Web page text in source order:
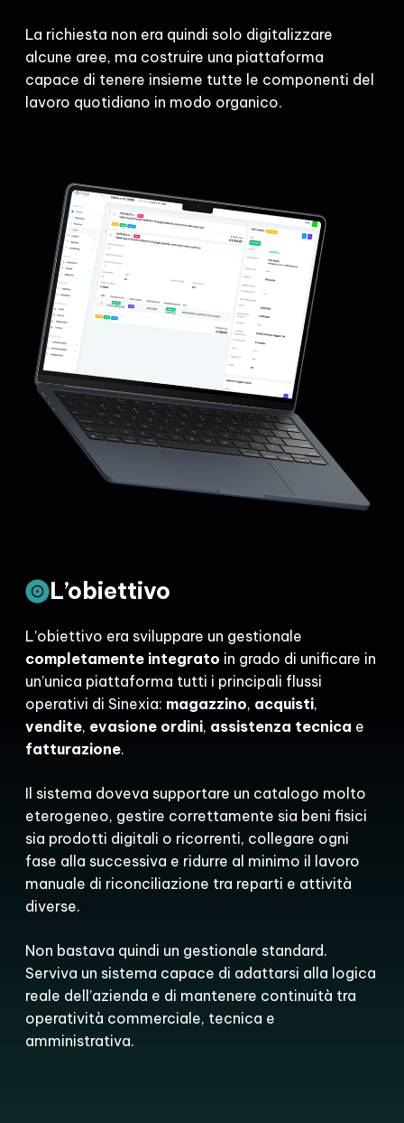
La richiesta non era quindi solo digitalizzare
alcune aree, ma costruire una piattaforma
capace di tenere insieme tutte le componenti del
lavoro quotidiano in modo organico.
L’obiettivo
L’obiettivo era sviluppare un gestionale
completamente integrato in grado di unificare in
un’unica piattaforma tutti i principali flussi
operativi di Sinexia: magazzino, acquisti,
vendite, evasione ordini, assistenza tecnica e
fatturazione.
Il sistema doveva supportare un catalogo molto
eterogeneo, gestire correttamente sia beni fisici
sia prodotti digitali o ricorrenti, collegare ogni
fase alla successiva e ridurre al minimo il lavoro
manuale di riconciliazione tra reparti e attività
diverse.
Non bastava quindi un gestionale standard.
Serviva un sistema capace di adattarsi alla logica
reale dell’azienda e di mantenere continuità tra
operatività commerciale, tecnica e
amministrativa.